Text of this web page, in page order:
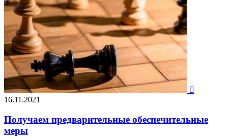

16.11.2021
Получаем предварительные обеспечительные
меры